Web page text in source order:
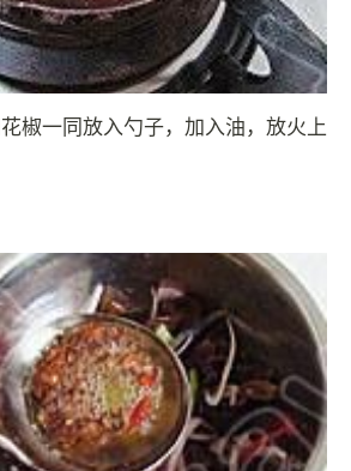
椒一同放入勺子，加入油，放火上